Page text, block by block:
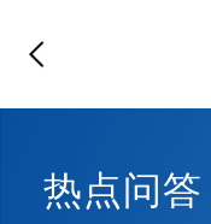
热点问答